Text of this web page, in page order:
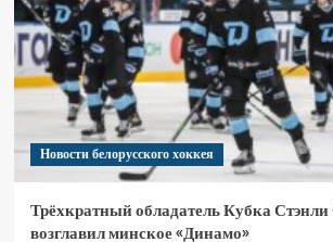
Новости белорусского хоккея
Трёхкратный обладатель Кубка
возглавил минское «Динамо»